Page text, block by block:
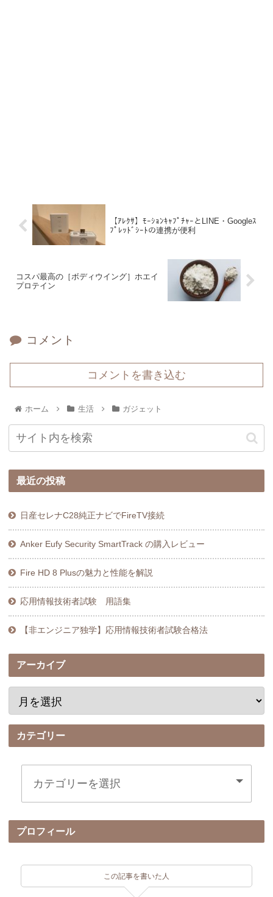
【ｱﾚｸｻ】ﾓｰｼｮﾝｷｬﾌﾟﾁｬｰとLINE・Googleｽ
ﾌﾟﾚｯﾄﾞｼｰﾄの連携が便利
コスパ最高の［ボディウイング］ホエイ
プロテイン
コメント
コメントを書き込む
ホーム 生活 ガジェット
最近の投稿
日産セレナC28純正ナビでFireTV接続
Anker Eufy Security SmartTrack の購入レビュー
Fire HD 8 Plusの魅力と性能を解説
応用情報技術者試験 用語集
【非エンジニア独学】応用情報技術者試験合格法
アーカイブ
カテゴリー
プロフィール
この記事を書いた人